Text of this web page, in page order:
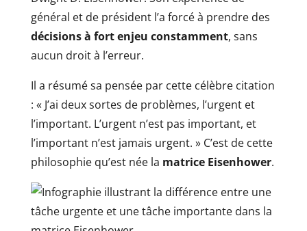
général et de président l’a forcé à prendre des
décisions à fort enjeu constamment, sans
aucun droit à l’erreur.
Il a résumé sa pensée par cette célèbre citation
: « J’ai deux sortes de problèmes, l’urgent et
l’important. L’urgent n’est pas important, et
l’important n’est jamais urgent. » C’est de cette
philosophie qu’est née la matrice Eisenhower.